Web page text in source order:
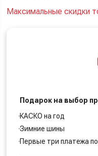
Максимальные скидки
Подарок на выбор
КАСКО на год
Зимние шины
Первые три платежа